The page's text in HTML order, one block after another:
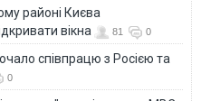
районі Києва
вікна
81 0
співпрацю з Росією та
0